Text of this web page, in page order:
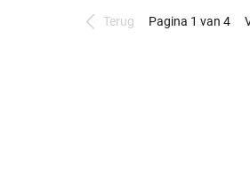
Terug Pagina 1 van 4